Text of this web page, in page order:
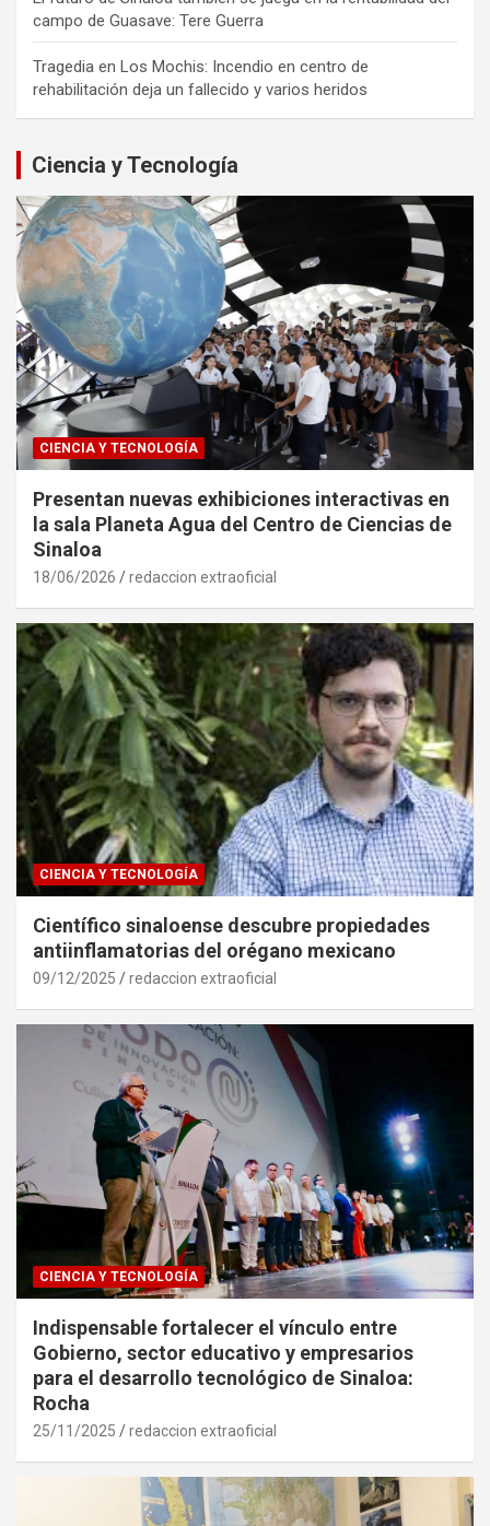
campo de Guasave: Tere Guerra
Tragedia en Los Mochis: Incendio en centro de
rehabilitación deja un fallecido y varios heridos
Ciencia y Tecnología
CIENCIA Y TECNOLOGÍA
Presentan nuevas exhibiciones interactivas en
la sala Planeta Agua del Centro de Ciencias de
Sinaloa
18/06/2026 redaccion extraoficial
CIENCIA Y TECNOLOGÍA
Científico sinaloense descubre propiedades
antiinflamatorias del orégano mexicano
09/12/2025 redaccion extraoficial
CIENCIA Y TECNOLOGÍA
Indispensable fortalecer el vínculo entre
Gobierno, sector educativo y empresarios
para el desarrollo tecnológico de Sinaloa:
Rocha
25/11/2025 redaccion extraoficial